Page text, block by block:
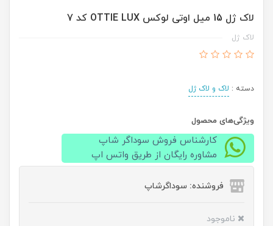
لاک ژل 15 میل اوتی لوکس OTTIE LUX کد 7
لاک ژل
دسته : لاک و لاک ژل
ویژگی‌های محصول
کارشناس فروش سوداگر شاپ
مشاوره رایگان از طریق واتس اپ
فروشنده: سوداگرشاپ
ناموجود